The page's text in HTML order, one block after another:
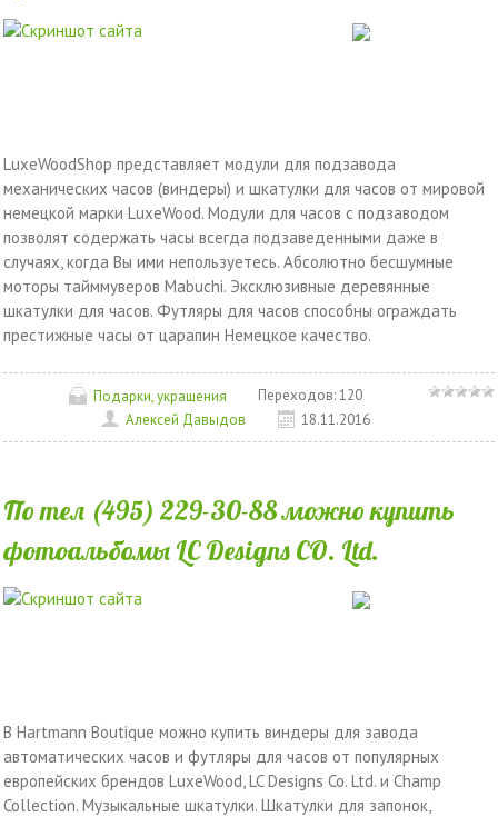
LuxeWoodShop представляет модули для подзавода
механических часов (виндеры) и шкатулки для часов от мировой
немецкой марки LuxeWood. Модули для часов с подзаводом
позволят содержать часы всегда подзаведенными даже в
случаях, когда Вы ими непользуетесь. Абсолютно бесшумные
моторы тайммуверов Mabuchi. Эксклюзивные деревянные
шкатулки для часов. Футляры для часов способны ограждать
престижные часы от царапин Немецкое качество.
Подарки, украшения Переходов:120
Алексей Давыдов
18.11.2016
По тел (495) 229-30-88 можно купить
фотоальбомы LC Designs CO. Ltd.
В Hartmann Boutique можно купить виндеры для завода
автоматических часов и футляры для часов от популярных
европейских брендов LuxeWood, LC Designs Co. Ltd. и Champ
Collection. Музыкальные шкатулки. Шкатулки для запонок,